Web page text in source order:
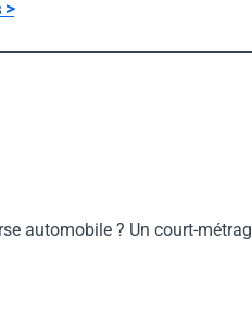
>
automobile ? Un court-